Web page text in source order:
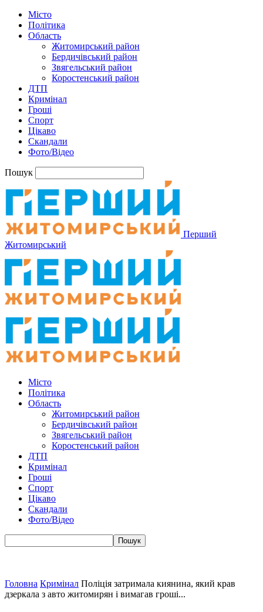
Місто
Політика
Область
Житомирський район
Бердичівський район
Звягельський район
Коростенський район
ДТП
Кримінал
Гроші
Спорт
Цікаво
Скандали
Фото/Відео
Пошук
Перший
Житомирський
Місто
Політика
Область
Житомирський район
Бердичівський район
Звягельський район
Коростенський район
ДТП
Кримінал
Гроші
Спорт
Цікаво
Скандали
Фото/Відео
Головна Кримінал Поліція затримала киянина, який крав
дзеркала з авто житомирян і вимагав гроші...